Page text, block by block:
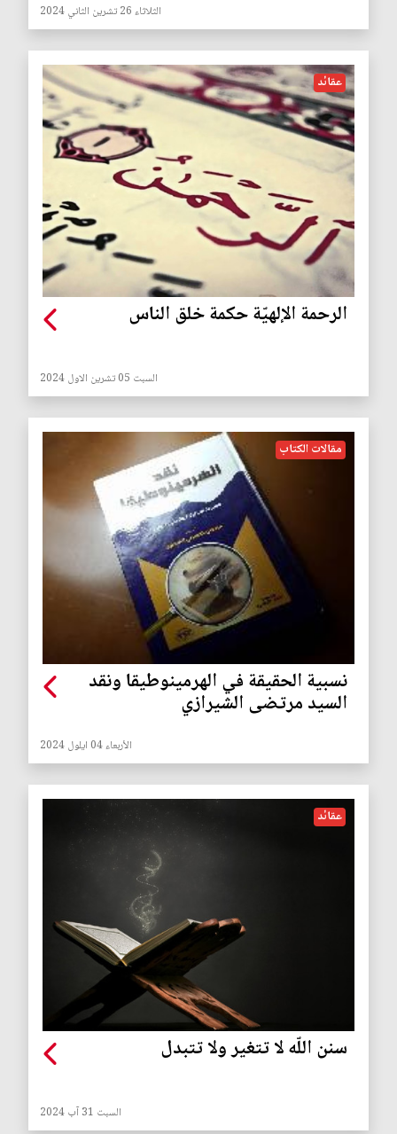
الثلاثاء 26 تشرين الثاني 2024
عقائد
الرحمة الإلهيّة حكمة خلق الناس
السبت 05 تشرين الاول 2024
مقالات الكتاب
نسبية الحقيقة في الهرمينوطيقا ونقد
السيد مرتضى الشيرازي
الأربعاء 04 ايلول 2024
عقائد
سنن اللّه لا تتغير ولا تتبدل
السبت 31 آب 2024